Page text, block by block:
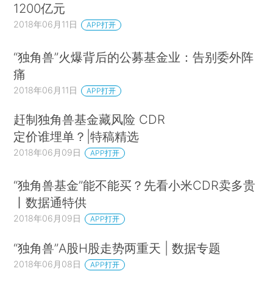
1200亿元
2018年06月11日 APP打开
“独角兽”火爆背后的公募基金业：告别委外阵
痛
2018年06月11日 APP打开
赶制独角兽基金藏风险 CDR
定价谁埋单？|特稿精选
2018年06月09日 APP打开
“独角兽基金”能不能买？先看小米CDR卖多贵
丨数据通特供
2018年06月09日 APP打开
“独角兽”A股H股走势两重天 | 数据专题
2018年06月08日 APP打开